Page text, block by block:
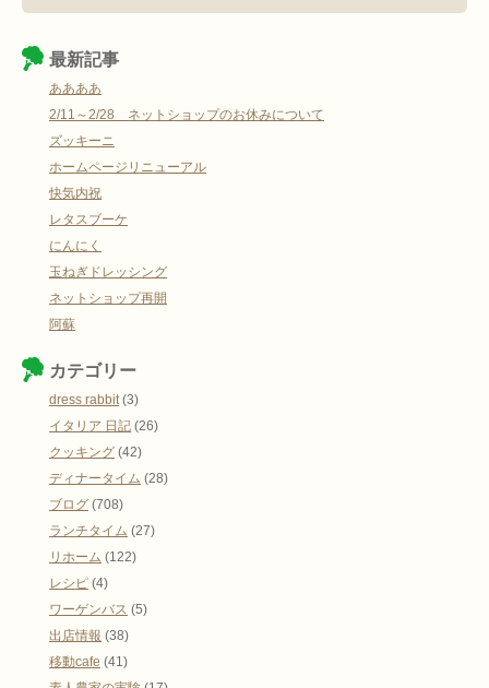
最新記事
ああああ
2/11～2/28 ネットショップのお休みについて
ズッキーニ
ホームページリニューアル
快気内祝
レタスブーケ
にんにく
玉ねぎドレッシング
ネットショップ再開
阿蘇
カテゴリー
dress rabbit (3)
イタリア 日記 (26)
クッキング (42)
ディナータイム (28)
ブログ (708)
ランチタイム (27)
リホーム (122)
レシピ (4)
ワーゲンバス (5)
出店情報 (38)
移動cafe (41)